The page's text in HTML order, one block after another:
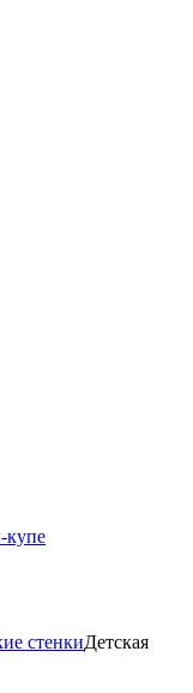
купе
стенкиДетская